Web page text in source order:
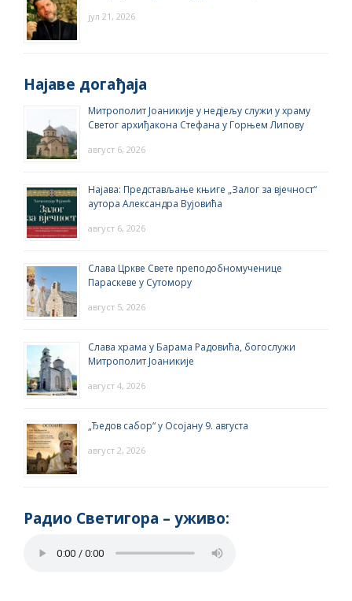
јул 21, 2026
Најаве догађаја
Митрополит Јоаникије у недјељу служи у храму
Светог архиђакона Стефана у Горњем Липову
август 6, 2026
Најава: Представљање књиге „Залог за вјечност“
аутора Александра Вујовића
август 6, 2026
Слава Цркве Свете преподобномученице
Параскеве у Сутомору
август 5, 2026
Слава храма у Барама Радовића, богослужи
Митрополит Јоаникије
август 4, 2026
„Ђедов сабор“ у Осојану 9. августа
август 2, 2026
Радио Светигора – yживо: